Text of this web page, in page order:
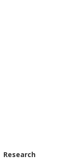
Research